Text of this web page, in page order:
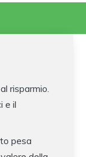
risparmio.
e il
pesa